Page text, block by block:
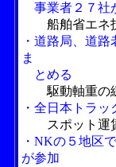
事業者２７社
船舶省エネ
・道路局、道
ま
とめる
駆動軸重の
・全日本トラ
スポット運
・NKの５地区
が参加